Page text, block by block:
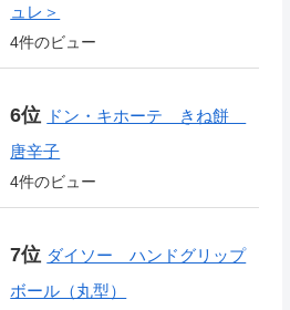
ュレ＞
4件のビュー
ドン・キホーテ きね餅
唐辛子
4件のビュー
ダイソー ハンドグリップ
ボール（丸型）